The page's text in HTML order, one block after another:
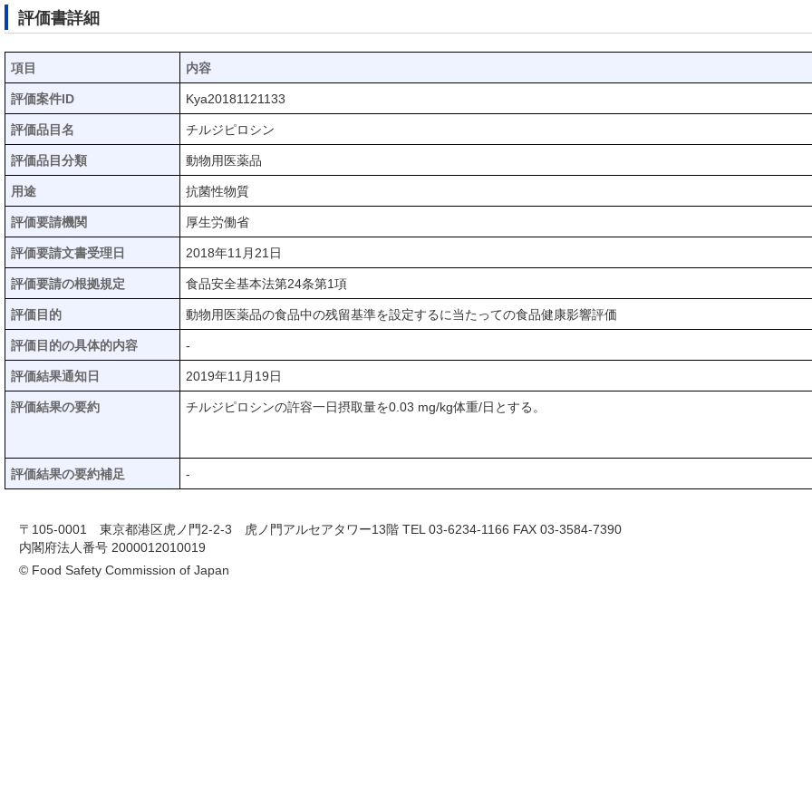
評価書詳細
項目 内容
評価案件ID Kya20181121133
評価品目名 チルジピロシン
評価品目分類 動物用医薬品
用途 抗菌性物質
評価要請機関 厚生労働省
評価要請文書受理日 2018年11月21日
評価要請の根拠規定 食品安全基本法第24条第1項
評価目的 動物用医薬品の食品中の残留基準を設定するに当たっての食品健康影響評価
評価目的の具体的内容 -
評価結果通知日 2019年11月19日
評価結果の要約 チルジピロシンの許容一日摂取量を0.03 mg/kg体重/日とする。
評価結果の要約補足 -
〒105-0001 東京都港区虎ノ門2-2-3 虎ノ門アルセアタワー13階 TEL 03-6234-1166 FAX 03-3584-7390
内閣府法人番号 2000012010019
© Food Safety Commission of Japan